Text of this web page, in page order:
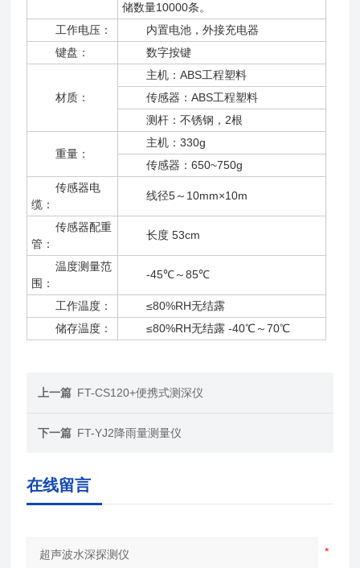
储数量10000条。
工作电压：
内置电池，外接充电器
键盘：
数字按键
材质：
主机：ABS工程塑料
传感器：ABS工程塑料
测杆：不锈钢，2根
重量：
主机：330g
传感器：650~750g
传感器电
缆：
线径5～10mm×10m
传感器配重
管：
长度 53cm
温度测量范
围：
-45℃～85℃
工作温度：
≤80%RH无结露
储存温度：
≤80%RH无结露 -40℃～70℃
上一篇 FT-CS120+便携式测深仪
下一篇 FT-YJ2降雨量测量仪
在线留言